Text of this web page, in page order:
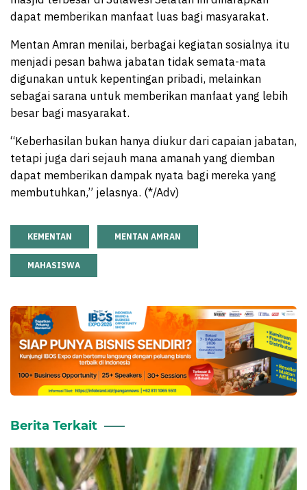
dapat memberikan manfaat luas bagi masyarakat.
Mentan Amran menilai, berbagai kegiatan sosialnya itu
menjadi pesan bahwa jabatan tidak semata-mata
digunakan untuk kepentingan pribadi, melainkan
sebagai sarana untuk memberikan manfaat yang lebih
besar bagi masyarakat.
“Keberhasilan bukan hanya diukur dari capaian jabatan,
tetapi juga dari sejauh mana amanah yang diemban
dapat memberikan dampak nyata bagi mereka yang
membutuhkan,” jelasnya. (*/Adv)
KEMENTAN MENTAN AMRAN
MAHASISWA
Berita Terkait